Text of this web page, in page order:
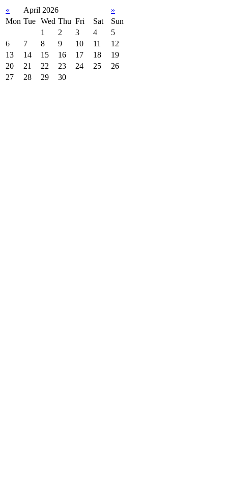
« April 2026
»
Mon Tue Wed Thu Fri Sat
Sun
1
2 3 4
5
6
7 8 9 10 11
12
13
14 15 16 17 18
19
20
21 22 23 24 25
26
27
28 29 30